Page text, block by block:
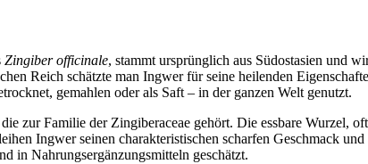
Zingiber officinale, stammt ursprünglich aus Südostasien und
Reich schätzte man Ingwer für seine heilenden
gemahlen oder als Saft – in der ganzen Welt genutzt.
zur Familie der Zingiberaceae gehört. Die essbare Wurzel,
Ingwer seinen charakteristischen scharfen Geschmack
in Nahrungsergänzungsmitteln geschätzt.